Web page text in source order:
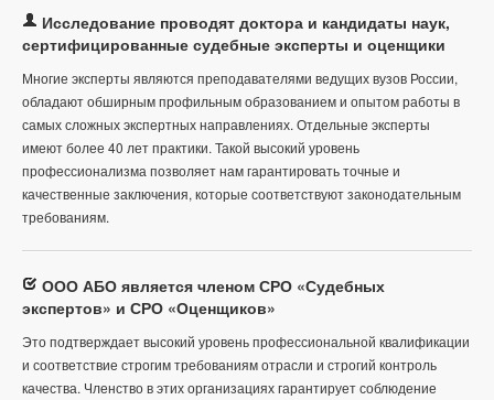
Исследование проводят доктора и кандидаты наук,
сертифицированные судебные эксперты и оценщики
Многие эксперты являются преподавателями ведущих вузов России,
обладают обширным профильным образованием и опытом работы в
самых сложных экспертных направлениях. Отдельные эксперты
имеют более 40 лет практики. Такой высокий уровень
профессионализма позволяет нам гарантировать точные и
качественные заключения, которые соответствуют законодательным
требованиям.
ООО АБО является членом СРО «Судебных
экспертов» и СРО «Оценщиков»
Это подтверждает высокий уровень профессиональной квалификации
и соответствие строгим требованиям отрасли и строгий контроль
качества. Членство в этих организациях гарантирует соблюдение